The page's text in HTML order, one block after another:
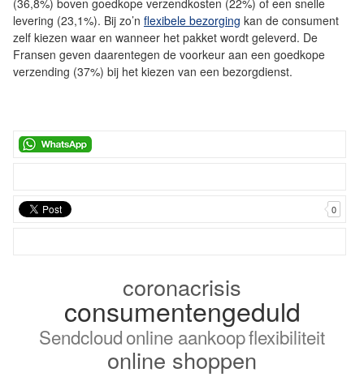
(36,8%) boven goedkope verzendkosten (22%) of een snelle
levering (23,1%). Bij zo’n flexibele bezorging kan de consument
zelf kiezen waar en wanneer het pakket wordt geleverd. De
Fransen geven daarentegen de voorkeur aan een goedkope
verzending (37%) bij het kiezen van een bezorgdienst.
0
coronacrisis
consumentengeduld
Sendcloudonline aankoopflexibiliteit
online shoppen